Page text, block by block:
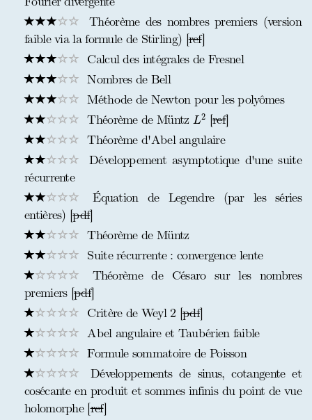
Théorème des nombres premiers (version
faible via la formule de Stirling) [ref]
Calcul des intégrales de Fresnel
Nombres de Bell
Méthode de Newton pour les polyômes
Théorème de Müntz L2
L2 [ref]
Théorème d'Abel angulaire
Développement asymptotique d'une suite
récurrente
Équation de Legendre (par les séries
entières) [pdf]
Théorème de Müntz
Suite récurrente : convergence lente
Théorème de Césaro sur les nombres
premiers [pdf]
Critère de Weyl 2 [pdf]
Abel angulaire et Taubérien faible
Formule sommatoire de Poisson
Développements de sinus, cotangente et
cosécante en produit et sommes infinis du point de vue
holomorphe [ref]